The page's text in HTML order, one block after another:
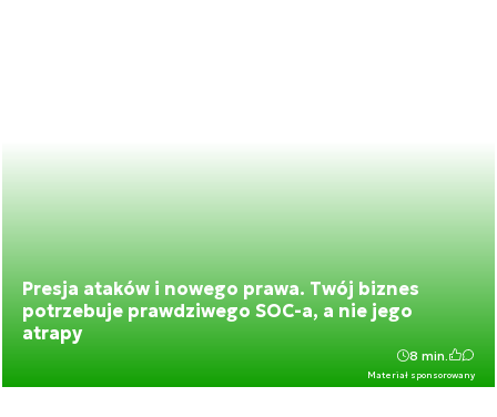
Presja ataków i nowego prawa. Twój biznes
potrzebuje prawdziwego SOC-a, a nie jego
atrapy
Materiał sponsorowany
8 min.